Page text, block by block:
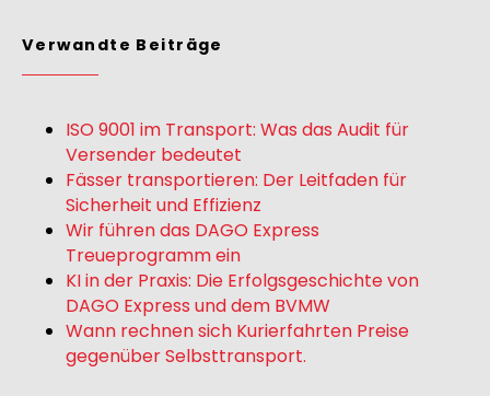
Verwandte Beiträge
ISO 9001 im Transport: Was das Audit für
Versender bedeutet
Fässer transportieren: Der Leitfaden für
Sicherheit und Effizienz
Wir führen das DAGO Express
Treueprogramm ein
KI in der Praxis: Die Erfolgsgeschichte von
DAGO Express und dem BVMW
Wann rechnen sich Kurierfahrten Preise
gegenüber Selbsttransport.